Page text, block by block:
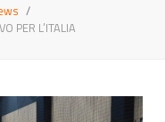
PER L’ITALIA